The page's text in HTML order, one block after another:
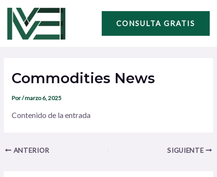
contenido
CONSULTA GRATIS
Commodities News
Por/marzo 6, 2025
Contenido de la entrada
entradas
ANTERIOR SIGUIENTE